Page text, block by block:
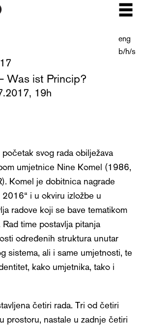
eng
b/h/s
Was ist Princip?
19h
svog rada obilježava
umjetnice Nine Komel (1986,
Komel je dobitnica nagrade
i u okviru izložbe u
radove koji se bave tematikom
time postavlja pitanja
određenih struktura unutar
sistema, ali i same umjetnosti, te
kako umjetnika, tako i
četiri rada. Tri od četiri
prostoru, nastale u zadnje četiri